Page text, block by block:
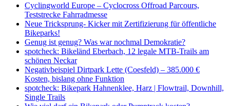
Cyclingworld Europe – Cyclocross Offroad Parcours,
Teststrecke Fahrradmesse
Neue Tricksprung- Kicker mit Zertifizierung für öffentliche
Bikeparks!
Genug ist genug? Was war nochmal Demokratie?
spotcheck: Bikeländ Eberbach, 12 legale MTB-Trails am
schönen Neckar
Negativbeispiel Dirtpark Lette (Coesfeld) – 385.000 €
Kosten, bislang ohne Funktion
spotcheck: Bikepark Hahnenklee, Harz | Flowtrail, Downhill,
Single Trails